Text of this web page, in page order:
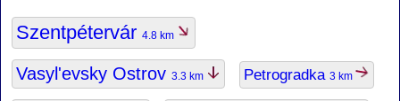
Szentpétervár 4.8 km
Vasyl'evsky Ostrov 3.3 km Petrogradka 3 km